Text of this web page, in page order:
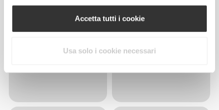
Accetta tutti i cookie
Usa solo i cookie necessari